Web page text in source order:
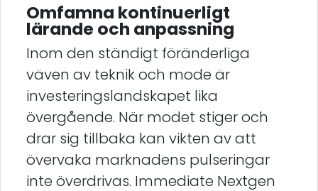
Omfamna kontinuerligt
lärande och anpassning
Inom den ständigt föränderliga
väven av teknik och mode är
investeringslandskapet lika
övergående. När modet stiger och
drar sig tillbaka kan vikten av att
övervaka marknadens pulseringar
inte överdrivas. Immediate Nextgen